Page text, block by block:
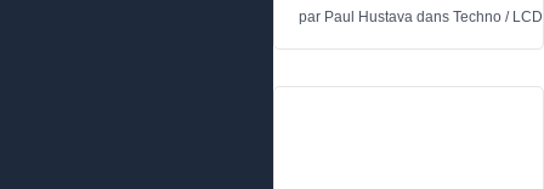
par Paul Hustava dans Techno / LCD